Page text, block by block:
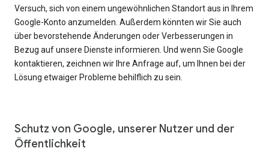
Versuch, sich von einem ungewöhnlichen Standort aus in Ihrem
Google-Konto anzumelden. Außerdem könnten wir Sie auch
über bevorstehende Änderungen oder Verbesserungen in
Bezug auf unsere Dienste informieren. Und wenn Sie Google
kontaktieren, zeichnen wir Ihre Anfrage auf, um Ihnen bei der
Lösung etwaiger Probleme behilflich zu sein.
Schutz von Google, unserer Nutzer und der
Öffentlichkeit